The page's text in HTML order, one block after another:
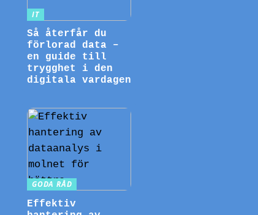
IT
Så återfår du
förlorad data –
en guide till
trygghet i den
digitala vardagen
GODA RÅD
Effektiv